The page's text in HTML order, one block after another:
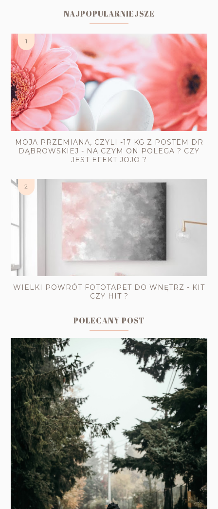
NAJPOPULARNIEJSZE
MOJA PRZEMIANA, CZYLI -17 KG Z POSTEM DR
DĄBROWSKIEJ - NA CZYM ON POLEGA ? CZY
JEST EFEKT JOJO ?
WIELKI POWRÓT FOTOTAPET DO WNĘTRZ - KIT
CZY HIT ?
POLECANY POST